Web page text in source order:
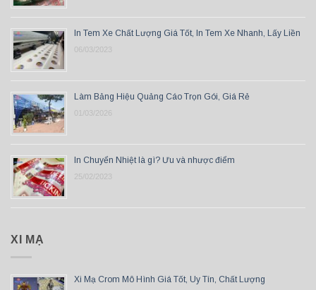
In Tem Xe Chất Lượng Giá Tốt, In Tem Xe Nhanh, Lấy Liền
06/03/2023
Làm Bảng Hiệu Quảng Cáo Trọn Gói, Giá Rẻ
01/03/2026
In Chuyển Nhiệt là gì? Ưu và nhược điểm
25/02/2023
XI MẠ
Xi Mạ Crom Mô Hình Giá Tốt, Uy Tín, Chất Lượng